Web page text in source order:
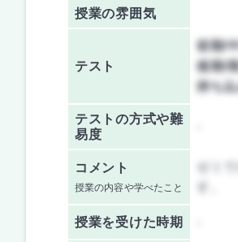
授業の雰囲気
テスト
前期/
後期/
持ち込
テストの方式や難
易度
コメント
授業の内容や学べたこと
ゼミ
授業を受けた時期